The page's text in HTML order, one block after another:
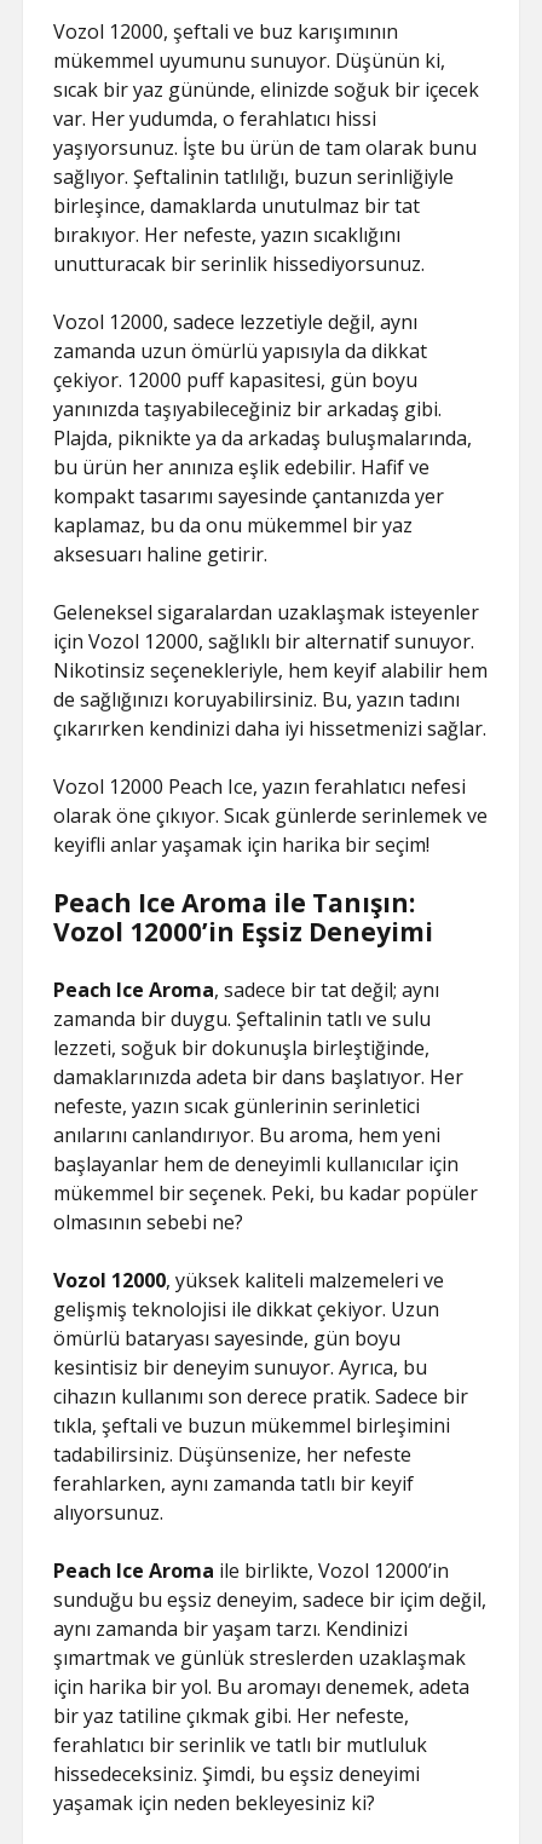
Vozol 12000, şeftali ve buz karışımının
mükemmel uyumunu sunuyor. Düşünün ki,
sıcak bir yaz gününde, elinizde soğuk bir içecek
var. Her yudumda, o ferahlatıcı hissi
yaşıyorsunuz. İşte bu ürün de tam olarak bunu
sağlıyor. Şeftalinin tatlılığı, buzun serinliğiyle
birleşince, damaklarda unutulmaz bir tat
bırakıyor. Her nefeste, yazın sıcaklığını
unutturacak bir serinlik hissediyorsunuz.
Vozol 12000, sadece lezzetiyle değil, aynı
zamanda uzun ömürlü yapısıyla da dikkat
çekiyor. 12000 puff kapasitesi, gün boyu
yanınızda taşıyabileceğiniz bir arkadaş gibi.
Plajda, piknikte ya da arkadaş buluşmalarında,
bu ürün her anınıza eşlik edebilir. Hafif ve
kompakt tasarımı sayesinde çantanızda yer
kaplamaz, bu da onu mükemmel bir yaz
aksesuarı haline getirir.
Geleneksel sigaralardan uzaklaşmak isteyenler
için Vozol 12000, sağlıklı bir alternatif sunuyor.
Nikotinsiz seçenekleriyle, hem keyif alabilir hem
de sağlığınızı koruyabilirsiniz. Bu, yazın tadını
çıkarırken kendinizi daha iyi hissetmenizi sağlar.
Vozol 12000 Peach Ice, yazın ferahlatıcı nefesi
olarak öne çıkıyor. Sıcak günlerde serinlemek ve
keyifli anlar yaşamak için harika bir seçim!
Peach Ice Aroma ile Tanışın:
Vozol 12000’in Eşsiz Deneyimi
Peach Ice Aroma, sadece bir tat değil; aynı
zamanda bir duygu. Şeftalinin tatlı ve sulu
lezzeti, soğuk bir dokunuşla birleştiğinde,
damaklarınızda adeta bir dans başlatıyor. Her
nefeste, yazın sıcak günlerinin serinletici
anılarını canlandırıyor. Bu aroma, hem yeni
başlayanlar hem de deneyimli kullanıcılar için
mükemmel bir seçenek. Peki, bu kadar popüler
olmasının sebebi ne?
Vozol 12000, yüksek kaliteli malzemeleri ve
gelişmiş teknolojisi ile dikkat çekiyor. Uzun
ömürlü bataryası sayesinde, gün boyu
kesintisiz bir deneyim sunuyor. Ayrıca, bu
cihazın kullanımı son derece pratik. Sadece bir
tıkla, şeftali ve buzun mükemmel birleşimini
tadabilirsiniz. Düşünsenize, her nefeste
ferahlarken, aynı zamanda tatlı bir keyif
alıyorsunuz.
Peach Ice Aroma ile birlikte, Vozol 12000’in
sunduğu bu eşsiz deneyim, sadece bir içim değil,
aynı zamanda bir yaşam tarzı. Kendinizi
şımartmak ve günlük streslerden uzaklaşmak
için harika bir yol. Bu aromayı denemek, adeta
bir yaz tatiline çıkmak gibi. Her nefeste,
ferahlatıcı bir serinlik ve tatlı bir mutluluk
hissedeceksiniz. Şimdi, bu eşsiz deneyimi
yaşamak için neden bekleyesiniz ki?